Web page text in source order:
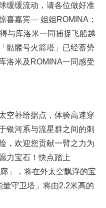
缓缓流动，请各位做好准
喜嘉宾— 姐姐ROMINA；
与库洛米一同捕捉飞船越
骷髅号火箭塔」已经蓄势
洛米及ROMINA一同感受
空补给据点，体验高速穿
银河系与流星群之间的刺
，欢迎您贡献一臂之力为
力宝石！快点踏上
」，将在外太空飘浮的宝
守卫塔」将由2.2米高的